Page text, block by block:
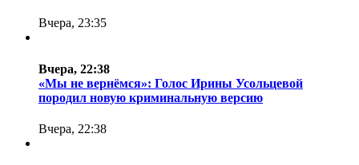
Вчера, 23:35
Вчера, 22:38
«Мы не вернёмся»: Голос Ирины Усольцевой
породил новую криминальную версию
Вчера, 22:38